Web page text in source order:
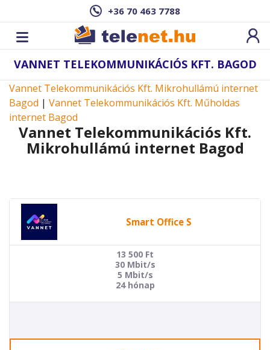
+36 70 463 7788
VANNET TELEKOMMUNIKÁCIÓS KFT. BAGOD
Vannet Telekommunikációs Kft. Mikrohullámú internet
Bagod | Vannet Telekommunikációs Kft. Műholdas
internet Bagod
Vannet Telekommunikációs Kft.
Mikrohullámú internet Bagod
Smart Office S
13 500 Ft
30 Mbit/s
5 Mbit/s
24 hónap